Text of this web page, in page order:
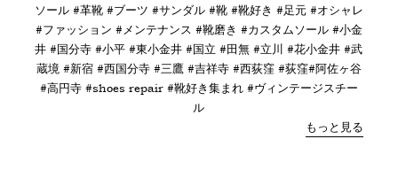
ソール #革靴 #ブーツ #サンダル #靴 #靴好き #足元 #オシャレ
#ファッション #メンテナンス #靴磨き #カスタムソール #小金
井 #国分寺 #小平 #東小金井 #国立 #田無 #立川 #花小金井 #武
蔵境 #新宿 #西国分寺 #三鷹 #吉祥寺 #西荻窪 #荻窪#阿佐ヶ谷
#高円寺 #shoes repair #靴好き集まれ #ヴィンテージスチー
ル
もっと見る